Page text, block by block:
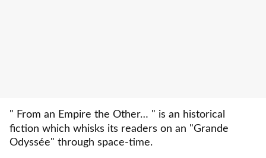
" From an Empire the Other… " is an historical
fiction which whisks its readers on an "Grande
Odyssée" through space-time.